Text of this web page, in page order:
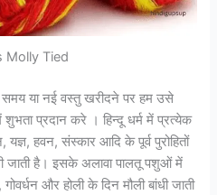
Molly Tied
या नई वस्तु खरीदने पर हम उसे
शुभता प्रदान करे । हिन्दू धर्म में प्रत्येक
यज्ञ, हवन, संस्कार आदि के पूर्व पुरोहितों
जाती है। इसके अलावा पालतू पशुओं में
और होली के दिन मौली बांधी जाती